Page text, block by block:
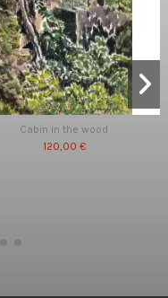
Cabin in the wood
120,00 €